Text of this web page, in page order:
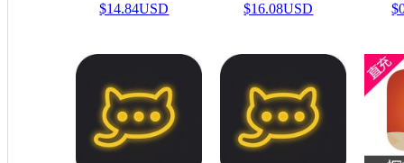
$14.84USD
$16.08USD